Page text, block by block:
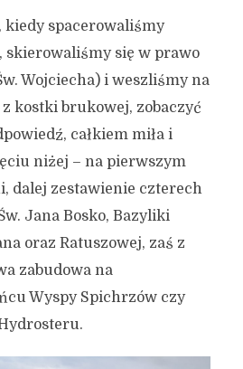
kiedy spacerowaliśmy
skierowaliśmy się w prawo
Wojciecha) i weszliśmy na
kostki brukowej, zobaczyć
całkiem miła i
niżej – na pierwszym
dalej zestawienie czterech
Jana Bosko, Bazyliki
oraz Ratuszowej, zaś z
zabudowa na
Wyspy Spichrzów czy